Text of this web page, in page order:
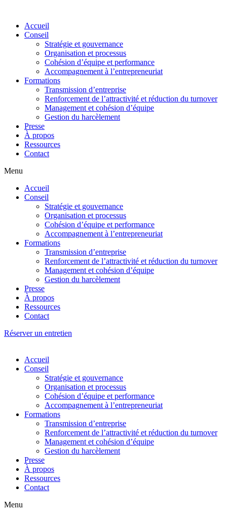
contentAccueil
Conseil
Stratégie et gouvernance
Organisation et processus
Cohésion d’équipe et performance
Accompagnement à l’entrepreneuriat
Formations
Transmission d’entreprise
Renforcement de l’attractivité et réduction du turnover
Management et cohésion d’équipe
Gestion du harcèlement
Presse
À propos
Ressources
Contact
Menu
Accueil
Conseil
Stratégie et gouvernance
Organisation et processus
Cohésion d’équipe et performance
Accompagnement à l’entrepreneuriat
Formations
Transmission d’entreprise
Renforcement de l’attractivité et réduction du turnover
Management et cohésion d’équipe
Gestion du harcèlement
Presse
À propos
Ressources
Contact
Réserver un entretien
Accueil
Conseil
Stratégie et gouvernance
Organisation et processus
Cohésion d’équipe et performance
Accompagnement à l’entrepreneuriat
Formations
Transmission d’entreprise
Renforcement de l’attractivité et réduction du turnover
Management et cohésion d’équipe
Gestion du harcèlement
Presse
À propos
Ressources
Contact
Menu